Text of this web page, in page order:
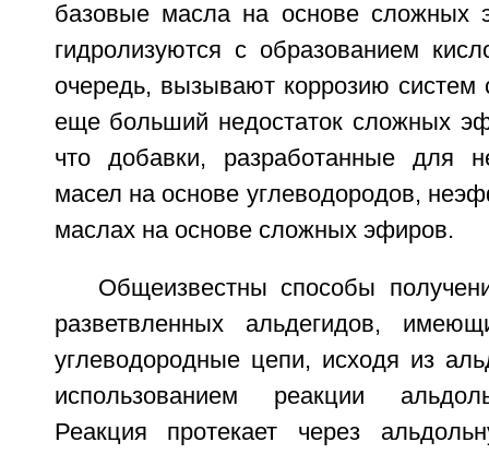
базовые масла на основе сложных
гидролизуются с образованием
очередь, вызывают коррозию
еще больший недостаток сложных
что добавки, разработанные для
масел на основе углеводородов,
маслах на основе сложных эфиров.
Общеизвестны способы
разветвленных альдегидов,
углеводородные цепи, исходя из
использованием реакции
Реакция протекает через